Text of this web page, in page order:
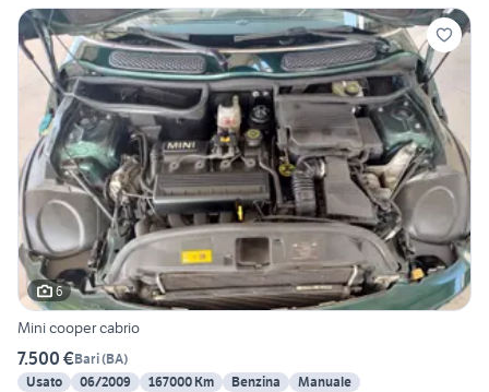
6
Mini cooper cabrio
7.500 €Bari(BA)
Usato
06/2009 167000 Km Benzina Manuale